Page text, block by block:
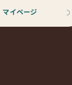
マイページ